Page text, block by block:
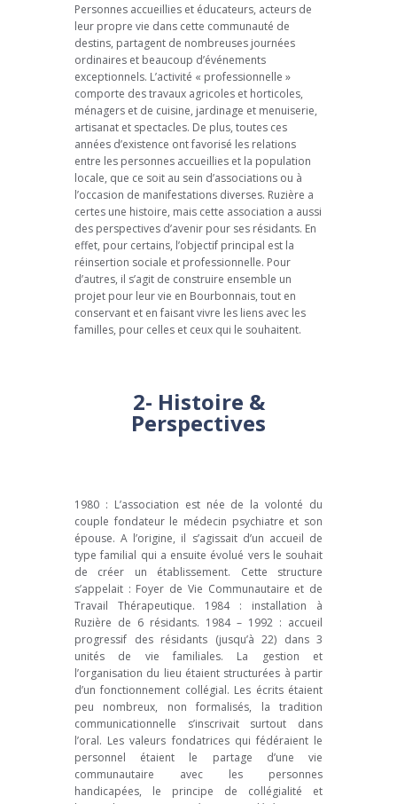
Personnes accueillies et éducateurs, acteurs de
leur propre vie dans cette communauté de
destins, partagent de nombreuses journées
ordinaires et beaucoup d’événements
exceptionnels. L’activité « professionnelle »
comporte des travaux agricoles et horticoles,
ménagers et de cuisine, jardinage et menuiserie,
artisanat et spectacles. De plus, toutes ces
années d’existence ont favorisé les relations
entre les personnes accueillies et la population
locale, que ce soit au sein d’associations ou à
l’occasion de manifestations diverses. Ruzière a
certes une histoire, mais cette association a aussi
des perspectives d’avenir pour ses résidants. En
effet, pour certains, l’objectif principal est la
réinsertion sociale et professionnelle. Pour
d’autres, il s’agit de construire ensemble un
projet pour leur vie en Bourbonnais, tout en
conservant et en faisant vivre les liens avec les
familles, pour celles et ceux qui le souhaitent.
2- Histoire &
Perspectives
1980 : L’association est née de la volonté du
couple fondateur le médecin psychiatre et son
épouse. A l’origine, il s’agissait d’un accueil de
type familial qui a ensuite évolué vers le souhait
de créer un établissement. Cette structure
s’appelait : Foyer de Vie Communautaire et de
Travail Thérapeutique. 1984 : installation à
Ruzière de 6 résidants. 1984 – 1992 : accueil
progressif des résidants (jusqu’à 22) dans 3
unités de vie familiales. La gestion et
l’organisation du lieu étaient structurées à partir
d’un fonctionnement collégial. Les écrits étaient
peu nombreux, non formalisés, la tradition
communicationnelle s’inscrivait surtout dans
l’oral. Les valeurs fondatrices qui fédéraient le
personnel étaient le partage d’une vie
communautaire avec les personnes
handicapées, le principe de collégialité et